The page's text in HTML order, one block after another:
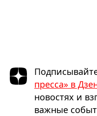
пресса» в
новостях и
важные